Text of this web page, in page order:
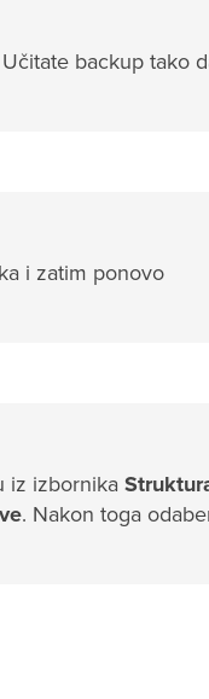
backup tako
i zatim ponovo
iz izbornika
. Nakon toga